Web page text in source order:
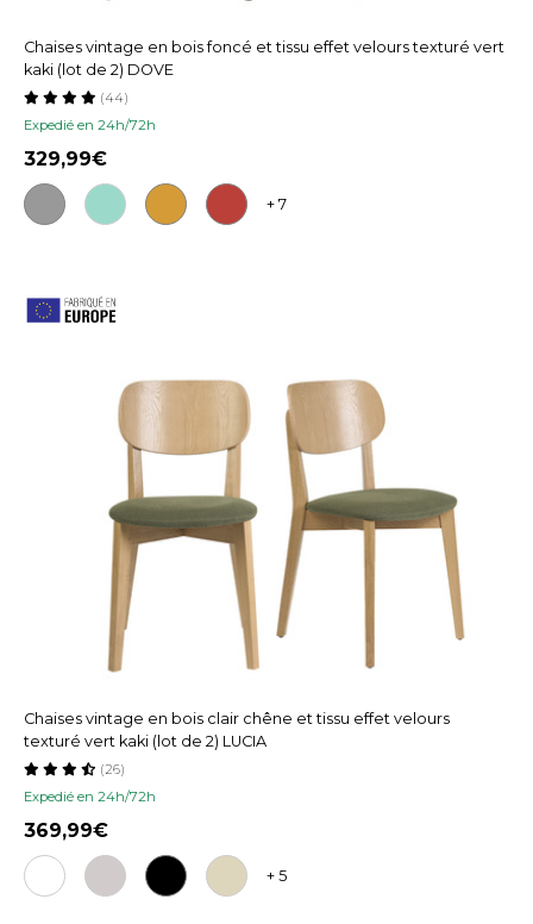
Chaises vintage en bois foncé et tissu effet velours texturé vert
kaki (lot de 2) DOVE
Expedié en 24h/72h
(44)
329,99
+ 7
Chaises vintage en bois clair chêne et tissu effet velours
texturé vert kaki (lot de 2) LUCIA
Expedié en 24h/72h
(26)
369,99
+ 5